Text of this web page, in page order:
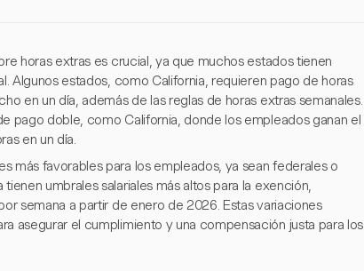
horas extras es crucial, ya que muchos estados tienen
Algunos estados, como California, requieren pago de horas
en un día, además de las reglas de horas extras semanales.
pago doble, como California, donde los empleados ganan el
en un día.
más favorables para los empleados, ya sean federales o
umbrales salariales más altos para la exención,
semana a partir de enero de 2026. Estas variaciones
asegurar el cumplimiento y una compensación justa para los